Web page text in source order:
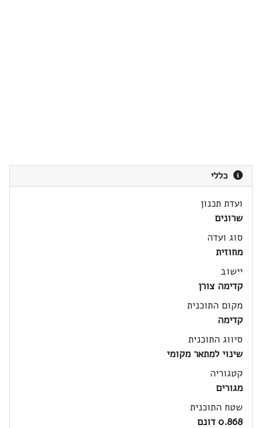
כללי
ועדת תכנון
שרונים
סוג ועדה
מחוזית
יישוב
קדימה צורן
מקום התוכנית
קדימה
סיווג התוכנית
שינוי למתאר מקומי
קטגוריה
מגורים
שטח התוכנית
0.868 דונם